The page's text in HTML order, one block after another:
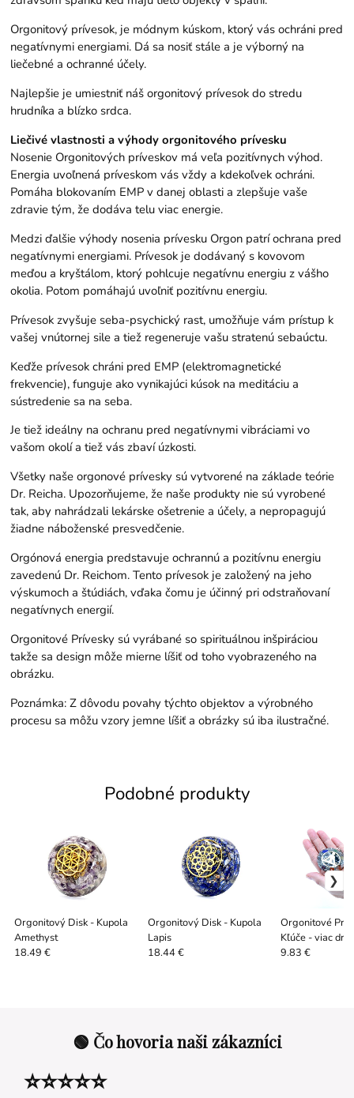
Orgonitový prívesok, je módnym kúskom, ktorý vás ochráni pred
negatívnymi energiami. Dá sa nosiť stále a je výborný na
liečebné a ochranné účely.
Najlepšie je umiestniť náš orgonitový prívesok do stredu
hrudníka a blízko srdca.
Liečivé vlastnosti a výhody orgonitového prívesku
Nosenie Orgonitových príveskov má veľa pozitívnych výhod.
Energia uvoľnená príveskom vás vždy a kdekoľvek ochráni.
Pomáha blokovaním EMP v danej oblasti a zlepšuje vaše
zdravie tým, že dodáva telu viac energie.
Medzi ďalšie výhody nosenia prívesku Orgon patrí ochrana pred
negatívnymi energiami. Prívesok je dodávaný s kovovom
meďou a kryštálom, ktorý pohlcuje negatívnu energiu z vášho
okolia. Potom pomáhajú uvoľniť pozitívnu energiu.
Prívesok zvyšuje seba-psychický rast, umožňuje vám prístup k
vašej vnútornej sile a tiež regeneruje vašu stratenú sebaúctu.
Keďže prívesok chráni pred EMP (elektromagnetické
frekvencie), funguje ako vynikajúci kúsok na meditáciu a
sústredenie sa na seba.
Je tiež ideálny na ochranu pred negatívnymi vibráciami vo
vašom okolí a tiež vás zbaví úzkosti.
Všetky naše orgonové prívesky sú vytvorené na základe teórie
Dr. Reicha. Upozorňujeme, že naše produkty nie sú vyrobené
tak, aby nahrádzali lekárske ošetrenie a účely, a nepropagujú
žiadne náboženské presvedčenie.
Orgónová energia predstavuje ochrannú a pozitívnu energiu
zavedenú Dr. Reichom. Tento prívesok je založený na jeho
výskumoch a štúdiách, vďaka čomu je účinný pri odstraňovaní
negatívnych energií.
Orgonitové Prívesky sú vyrábané so spirituálnou inšpiráciou
takže sa design môže mierne líšiť od toho vyobrazeného na
obrázku.
Poznámka: Z dôvodu povahy týchto objektov a výrobného
procesu sa môžu vzory jemne líšiť a obrázky sú iba ilustračné.
Podobné produkty
Orgonitový Disk - Kupola
Amethyst
18.49 €
Orgonitový Disk - Kupola
Lapis
18.44 €
Orgonitové
Kľúče - viac
9.83 €
🟢 Čo hovoria naši zákazníci
⭐⭐⭐⭐⭐